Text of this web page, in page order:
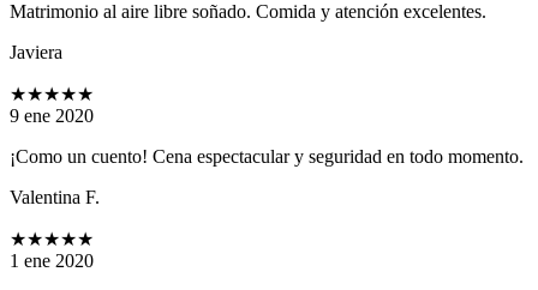
Matrimonio al aire libre soñado. Comida y atención excelentes.
Javiera
★★★★★
9 ene 2020
¡Como un cuento! Cena espectacular y seguridad en todo momento.
Valentina F.
★★★★★
1 ene 2020